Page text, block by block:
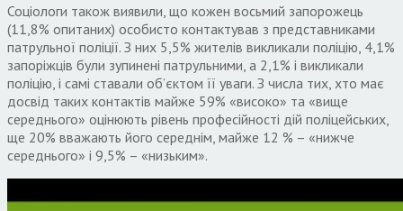
Соціологи також виявили, що кожен восьмий запорожець
(11,8% опитаних) особисто контактував з представниками
патрульної поліції. З них 5,5% жителів викликали поліцію, 4,1%
запоріжців були зупинені патрульними, а 2,1% і викликали
поліцію, і самі ставали об’єктом її уваги. З числа тих, хто має
досвід таких контактів майже 59% «високо» та «вище
середнього» оцінюють рівень професійності дій поліцейських,
ще 20% вважають його середнім, майже 12 % – «нижче
середнього» і 9,5% – «низьким».